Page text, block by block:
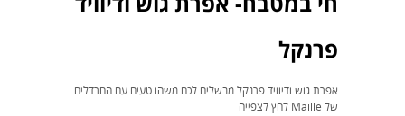
פרנקל
אפרת גוש ודיוויד פרנקל מבשלים לכם משהו טעים עם החרדלים
של Maille לחץ לצפייה